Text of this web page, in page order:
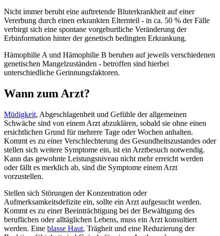
Nicht immer beruht eine auftretende Bluterkrankheit auf einer
Vererbung durch einen erkrankten Elternteil - in ca. 50 % der Fälle
verbirgt sich eine spontane vorgeburtliche Veränderung der
Erbinformation hinter der genetisch bedingten Erkrankung.
Hämophilie A und Hämophilie B beruhen auf jeweils verschiedenen
genetischen Mangelzuständen - betroffen sind hierbei
unterschiedliche Gerinnungsfaktoren.
Wann zum Arzt?
Müdigkeit, Abgeschlagenheit und Gefühle der allgemeinen
Schwäche sind von einem Arzt abzuklären, sobald sie ohne einen
ersichtlichen Grund für mehrere Tage oder Wochen anhalten.
Kommt es zu einer Verschlechterung des Gesundheitszustandes oder
stellen sich weitere Symptome ein, ist ein Arztbesuch notwendig.
Kann das gewohnte Leistungsniveau nicht mehr erreicht werden
oder fällt es merklich ab, sind die Symptome einem Arzt
vorzustellen.
Stellen sich Störungen der Konzentration oder
Aufmerksamkeitsdefizite ein, sollte ein Arzt aufgesucht werden.
Kommt es zu einer Beeinträchtigung bei der Bewältigung des
beruflichen oder alltäglichen Lebens, muss ein Arzt konsultiert
werden. Eine blasse Haut, Trägheit und eine Reduzierung der